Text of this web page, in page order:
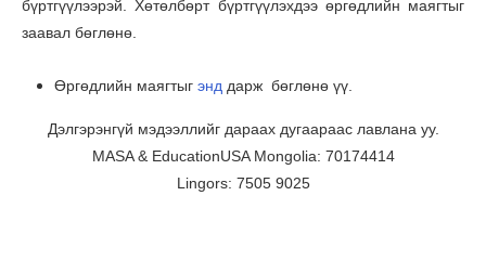
бүртгүүлээрэй. Хөтөлбөрт бүртгүүлэхдээ өргөдлийн маягтыг
заавал бөглөнө.
Өргөдлийн маягтыг энд дарж бөглөнө үү.
Дэлгэрэнгүй мэдээллийг дараах дугаараас лавлана уу.
MASA & EducationUSA Mongolia: 70174414
Lingors: 7505 9025